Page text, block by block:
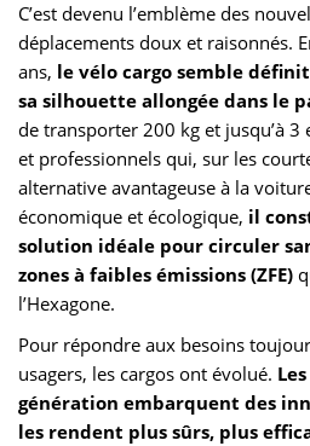
C’est devenu l’emblème des
déplacements doux et raisonnés.
ans, le vélo cargo semble
sa silhouette allongée dans le
de transporter 200 kg et jusqu’à
et professionnels qui, sur les
alternative avantageuse à la
économique et écologique, il
solution idéale pour circuler
zones à faibles émissions (ZFE)
l’Hexagone.
Pour répondre aux besoins
usagers, les cargos ont évolué.
génération embarquent des
les rendent plus sûrs, plus